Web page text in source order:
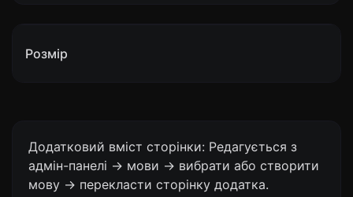
Розмір
Додатковий вміст сторінки: Редагується з
адмін-панелі -> мови -> вибрати або створити
мову -> перекласти сторінку додатка.